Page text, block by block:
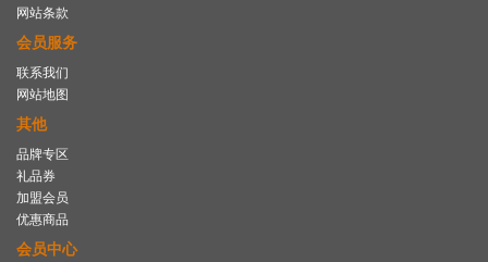
网站条款
会员服务
联系我们
网站地图
其他
品牌专区
礼品券
加盟会员
优惠商品
会员中心